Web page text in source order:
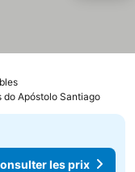
Consulter les prix
prix
do Apóstolo Santiago
les prix